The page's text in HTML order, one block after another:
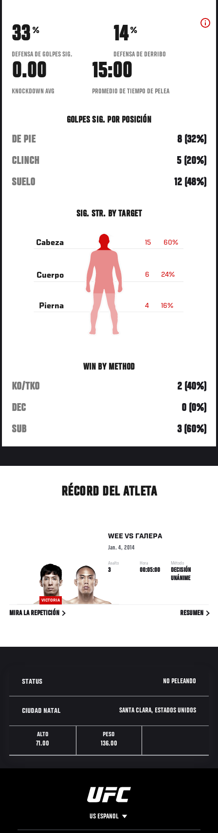
33 %
DEFENSA DE GOLPES SIG.
14 %
DEFENSA DE DERRIBO
0.00
KNOCKDOWN AVG
15:00
PROMEDIO DE TIEMPO DE PELEA
GOLPES SIG. POR POSICIÓN
DE PIE
8 (32%)
CLINCH
5 (20%)
SUELO
12 (48%)
SIG. STR. BY TARGET
60%
15
Cabeza
24%
6
Cuerpo
16%
4
Pierna
WIN BY METHOD
KO/TKO
2 (40%)
DEC
0 (0%)
SUB
3 (60%)
RÉCORD DEL ATLETA
VICTORIA
WEE VS ГАЛЕРА
Jan. 4, 2014
Asalto
3
Hora
00:05:00
Método
DECISIÓN
UNÁNIME
MIRA LA REPETICIÓN RESUMEN
STATUS NO PELEANDO
CIUDAD NATAL SANTA CLARA, ESTADOS UNIDOS
ALTO
71.00
PESO
136.00
US ESPANOL